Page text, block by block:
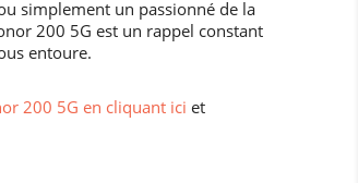
simplement un passionné de la
200 5G est un rappel constant
entoure.
200 5G en cliquant ici et